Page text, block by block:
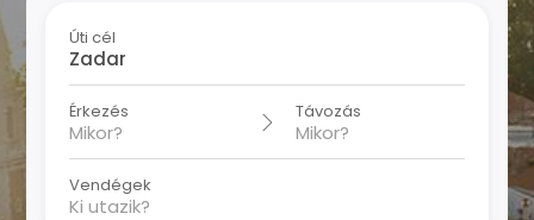
Úti cél
Érkezés Távozás
Vendégek
Ki utazik?